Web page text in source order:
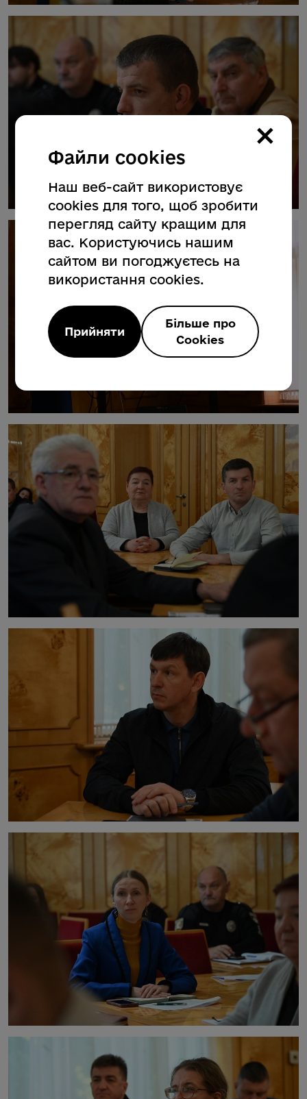
×
Файли cookies
Наш веб-сайт використовує
cookies для того, щоб зробити
перегляд сайту кращим для
вас. Користуючись нашим
сайтом ви погоджуєтесь на
використання cookies.
Прийняти
Більше про
Cookies